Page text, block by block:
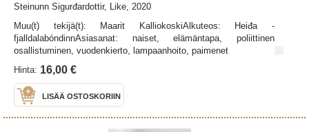
Steinunn Sigurđardottir, Like, 2020
Muu(t) tekijä(t): Maarit KalliokoskiAlkuteos: Heiđa -
fjalldalabóndinnAsiasanat: naiset, elämäntapa, poliittinen
osallistuminen, vuodenkierto, lampaanhoito, paimenet
Hinta: 16,00 €
LISÄÄ OSTOSKORIIN